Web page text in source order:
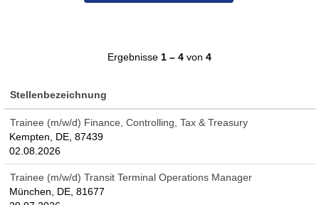
Ergebnisse 1 – 4 von 4
Stellenbezeichnung
Trainee (m/w/d) Finance, Controlling, Tax & Treasury
Kempten, DE, 87439
02.08.2026
Trainee (m/w/d) Transit Terminal Operations Manager
München, DE, 81677